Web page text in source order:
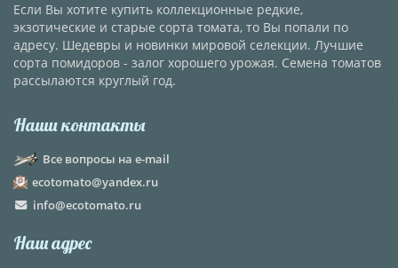
Если Вы хотите купить коллекционные редкие,
экзотические и старые сорта томата, то Вы попали по
адресу. Шедевры и новинки мировой селекции. Лучшие
сорта помидоров - залог хорошего урожая. Семена томатов
рассылаются круглый год.
Наши контакты
Все вопросы на e-mail
ecotomato@yandex.ru
info@ecotomato.ru
Наш адрес